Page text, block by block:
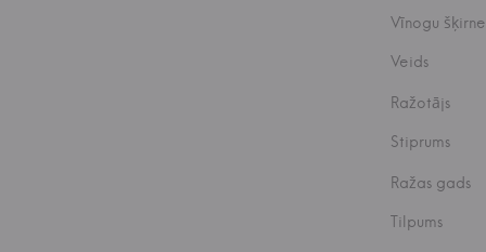
Vīnogu šķirne
Veids
Ražotājs
Stiprums
Ražas gads
Tilpums